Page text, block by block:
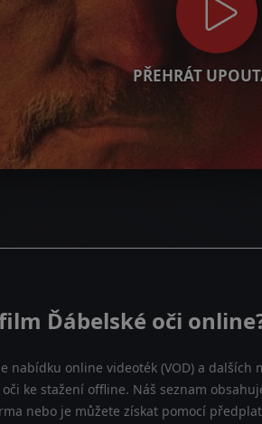
PŘEHRÁT
Ďábelské oči
nabídku online videoték (VOD) a dalších
ke stažení offline. Náš seznam
nebo je můžete získat pomocí